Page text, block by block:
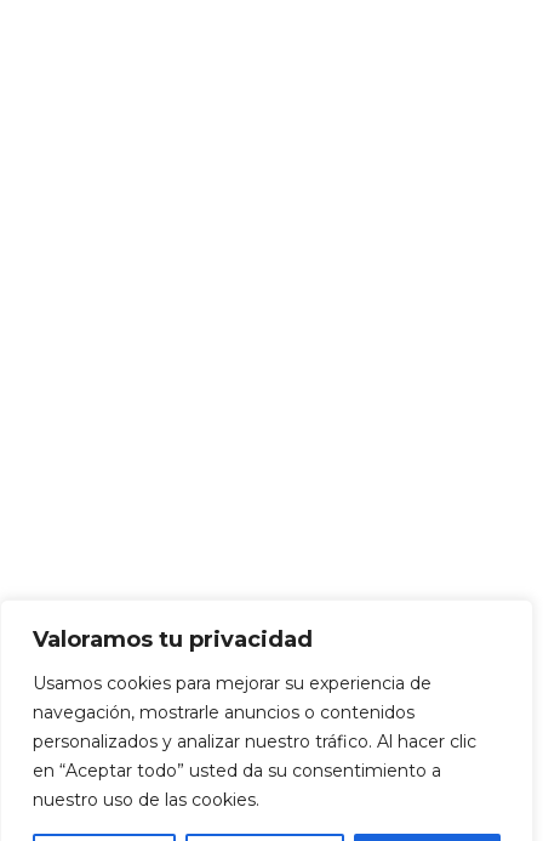
Valoramos tu privacidad
Usamos cookies para mejorar su experiencia de
navegación, mostrarle anuncios o contenidos
personalizados y analizar nuestro tráfico. Al hacer clic
en “Aceptar todo” usted da su consentimiento a
nuestro uso de las cookies.